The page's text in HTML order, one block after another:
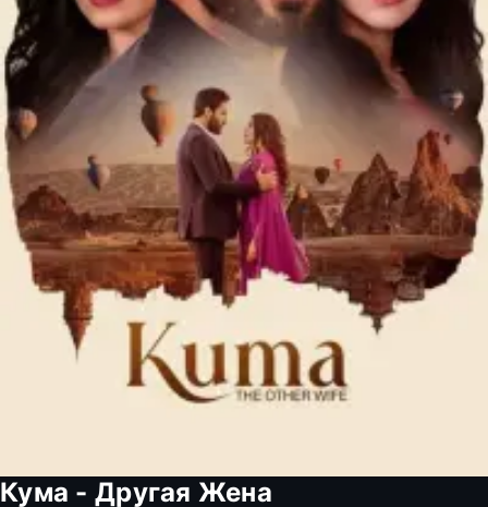
Кума - Другая Жена